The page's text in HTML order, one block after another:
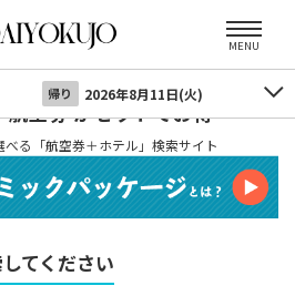
MENU
帰り 2026年8月11日(火)
航空券 がセットでお得
べる「航空券＋ホテル」検索サイト
てください